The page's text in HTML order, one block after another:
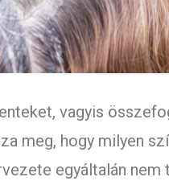
vagyis
meg, hogy milyen
egyáltalán nem